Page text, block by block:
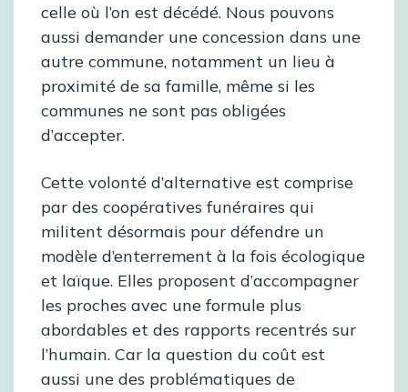
celle où l’on est décédé. Nous pouvons
aussi demander une concession dans une
autre commune, notamment un lieu à
proximité de sa famille, même si les
communes ne sont pas obligées
d’accepter.
Cette volonté d’alternative est comprise
par des coopératives funéraires qui
militent désormais pour défendre un
modèle d’enterrement à la fois écologique
et laïque. Elles proposent d’accompagner
les proches avec une formule plus
abordables et des rapports recentrés sur
l’humain. Car la question du coût est
aussi une des problématiques de